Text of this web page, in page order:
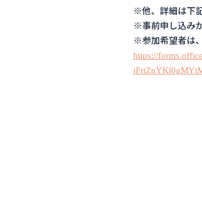
※他、詳細は下
※事前申し込み
※参加希望者は
https://